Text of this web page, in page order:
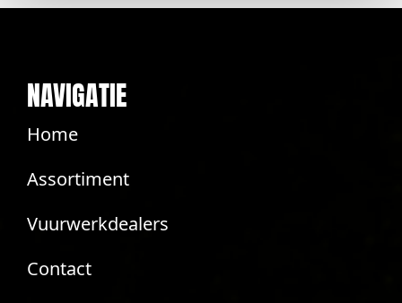
NAVIGATIE
Home
Assortiment
Vuurwerkdealers
Contact